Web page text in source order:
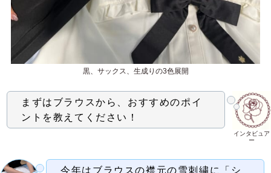
黒、サックス、生成りの3色展開
インタビュア
ー
まずはブラウスから、おすすめのポイ
ントを教えてください！
今年はブラウスの襟元の雪刺繍に「シ